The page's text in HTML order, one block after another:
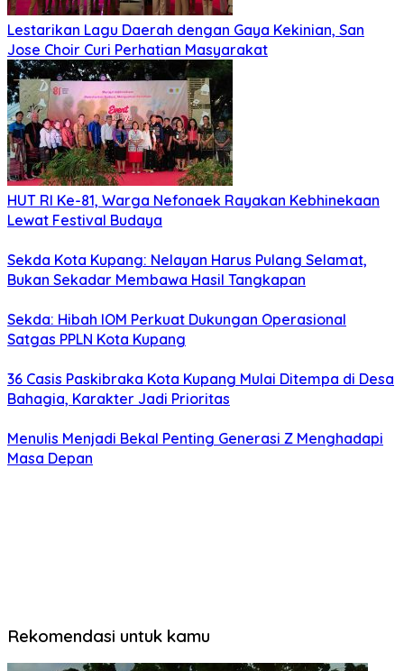
Lestarikan Lagu Daerah dengan Gaya Kekinian, San
Jose Choir Curi Perhatian Masyarakat
HUT RI Ke-81, Warga Nefonaek Rayakan Kebhinekaan
Lewat Festival Budaya
Sekda Kota Kupang: Nelayan Harus Pulang Selamat,
Bukan Sekadar Membawa Hasil Tangkapan
Sekda: Hibah IOM Perkuat Dukungan Operasional
Satgas PPLN Kota Kupang
36 Casis Paskibraka Kota Kupang Mulai Ditempa di Desa
Bahagia, Karakter Jadi Prioritas
Menulis Menjadi Bekal Penting Generasi Z Menghadapi
Masa Depan
Rekomendasi untuk kamu